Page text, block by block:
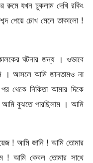
যখন ঢুকলাম দেখি রকিং
পেয়ে চোখ মেলে তাকালো !
ঘটনার জন্য । ওভাবে
। আসলে আমি জানতামও না
থেকে নিকিতা আমার দিকে
বুঝতে পারছিলাম । আমি
! আমি জানি ! আমি তোমার
! আমি কেবল তোমার সাথে